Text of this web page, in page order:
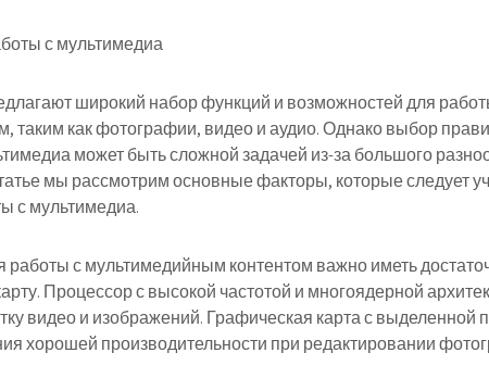
с мультимедиа
широкий набор функций и возможностей для
таким как фотографии, видео и аудио. Однако выбор
может быть сложной задачей из-за большого
мы рассмотрим основные факторы, которые следует
с мультимедиа.
работы с мультимедийным контентом важно иметь
Процессор с высокой частотой и многоядерной
видео и изображений. Графическая карта с выделенной
хорошей производительности при редактировании